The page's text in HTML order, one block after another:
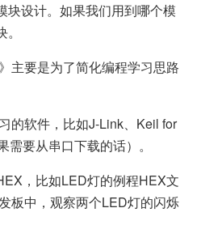
块设计。如果我们用到哪个模
主要是为了简化编程学习思路
的软件，比如J-Link、Keil for
要从串口下载的话）。
，比如LED灯的例程HEX文
板中，观察两个LED灯的闪烁